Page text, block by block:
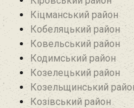
Кіцманський район
Кобеляцький район‎
Ковельський район
Кодимський район
Козелецький район
Козельщинський
Козівський район